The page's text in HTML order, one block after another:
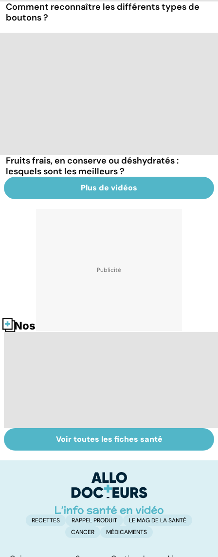
Comment reconnaître les différents types de
boutons ?
Fruits frais, en conserve ou déshydratés :
lesquels sont les meilleurs ?
Plus de vidéos
Nos fiches santé
La tuberculose
pulmonaire
Rougeole :
l'importance de
Voir toutes les fiches santé
RECETTES RAPPEL PRODUIT
LE MAG DE LA SANTÉ
CANCER
MÉDICAMENTS